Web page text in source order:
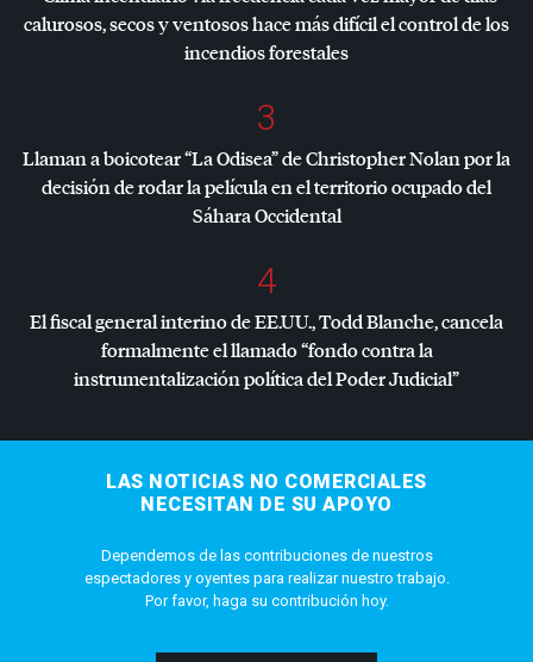
calurosos, secos y ventosos hace más difícil el control de los
incendios forestales
3
Llaman a boicotear “La Odisea” de Christopher Nolan por la
decisión de rodar la película en el territorio ocupado del
Sáhara Occidental
4
El fiscal general interino de EE.UU., Todd Blanche, cancela
formalmente el llamado “fondo contra la
instrumentalización política del Poder Judicial”
LAS NOTICIAS NO COMERCIALES
NECESITAN DE SU APOYO
Dependemos de las contribuciones de nuestros
espectadores y oyentes para realizar nuestro trabajo.
Por favor, haga su contribución hoy.